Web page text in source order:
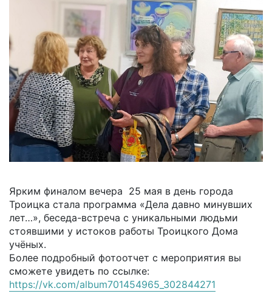
Ярким финалом вечера 25 мая в день города
Троицка стала программа «Дела давно минувших
лет…», беседа-встреча с уникальными людьми
стоявшими у истоков работы Троицкого Дома
учёных.
Более подробный фотоотчет с мероприятия вы
сможете увидеть по ссылке:
https://vk.com/album701454965_302844271